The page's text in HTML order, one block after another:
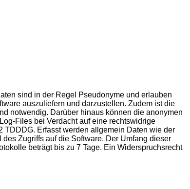
sind in der Regel Pseudonyme und erlauben
auszuliefern und darzustellen. Zudem ist die
notwendig. Darüber hinaus können die anonymen
Files bei Verdacht auf eine rechtswidrige
TDDDG. Erfasst werden allgemein Daten wie der
Zugriffs auf die Software. Der Umfang dieser
beträgt bis zu 7 Tage. Ein Widerspruchsrecht